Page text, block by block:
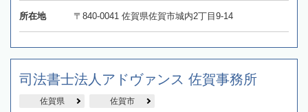
所在地 〒840-0041 佐賀県佐賀市城内2丁目9-14
司法書士法人アドヴァンス 佐賀事務所
佐賀県 佐賀市